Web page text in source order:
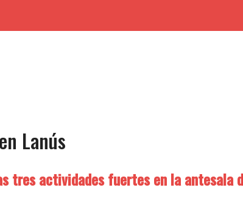
Lanús
actividades fuertes en la antesala